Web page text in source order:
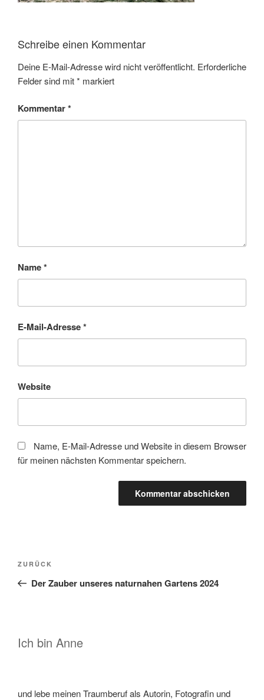
Schreibe einen Kommentar
Deine E-Mail-Adresse wird nicht veröffentlicht. Erforderliche
Felder sind mit* markiert
Kommentar*
Name*
E-Mail-Adresse*
Website
Name, E-Mail-Adresse und Website in diesem Browser
für meinen nächsten Kommentar speichern.
Beitragsnavigation
Vorheriger
Beitrag
ZURÜCK
Der Zauber unseres naturnahen Gartens 2024
Ich bin Anne
und lebe meinen Traumberuf als Autorin, Fotografin und